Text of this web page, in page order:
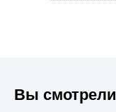
Вы смотрели